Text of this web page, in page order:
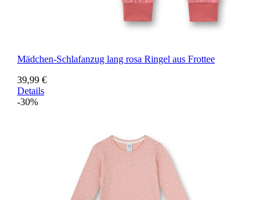
Mädchen-Schlafanzug lang rosa Ringel aus Frottee
39,99 €
Details
-30%